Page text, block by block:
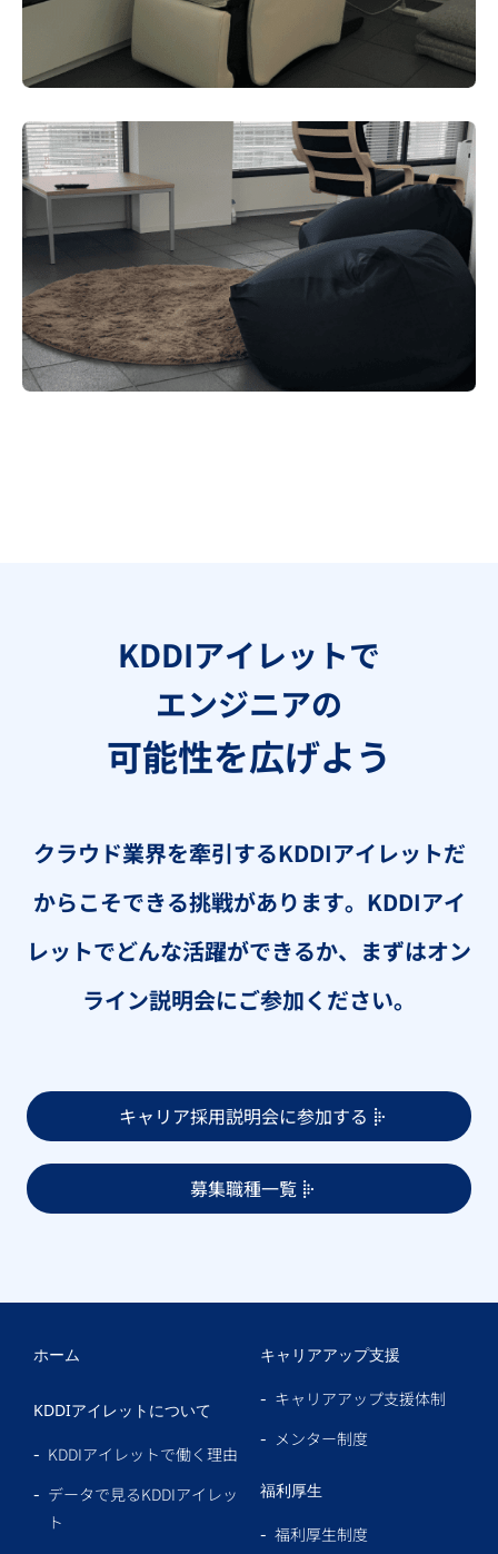
KDDIアイレットで
エンジニアの
可能性を広げよう
クラウド業界を牽引するKDDIアイレットだ
からこそできる挑戦があります。 KDDIアイ
レットでどんな活躍ができるか、まずはオン
ライン説明会にご参加ください。
キャリア採用説明会に参加する
募集職種一覧
ホーム
KDDIアイレットについて
KDDIアイレットで働く理由
データで見るKDDIアイレッ
ト
キャリアアップ支援
キャリアアップ支援体制
メンター制度
福利厚生
福利厚生制度